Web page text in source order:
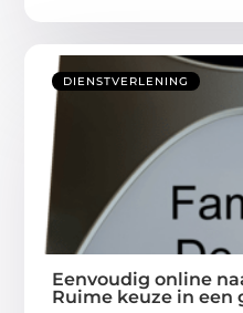
DIENSTVERLENING
Eenvoudig online
Ruime keuze in een